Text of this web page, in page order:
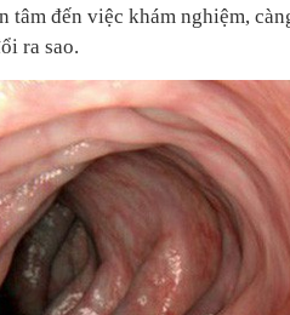
tâm đến việc khám nghiệm,
ra sao.